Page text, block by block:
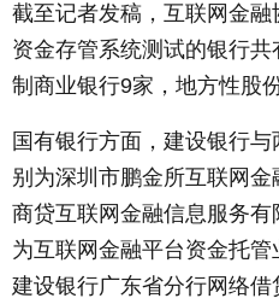
截至记者发稿，互联网金
资金存管系统测试的银行
制商业银行9家，地方性股
国有银行方面，建设银行
别为深圳市鹏金所互联网
商贷互联网金融信息服务
为互联网金融平台资金托
建设银行广东省分行网络借